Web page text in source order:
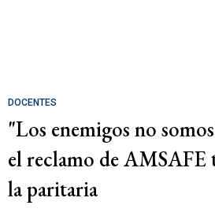
DOCENTES
"Los enemigos no
el reclamo de AMSAFE
la paritaria